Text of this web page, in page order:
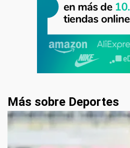
Más sobre Deportes